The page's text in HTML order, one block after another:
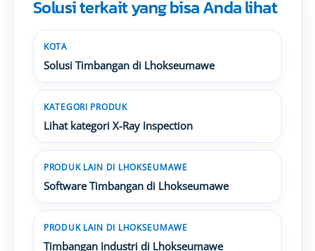
Solusi terkait yang bisa Anda lihat
KOTA
Solusi Timbangan di Lhokseumawe
KATEGORI PRODUK
Lihat kategori X-Ray Inspection
PRODUK LAIN DI LHOKSEUMAWE
Software Timbangan di Lhokseumawe
PRODUK LAIN DI LHOKSEUMAWE
Timbangan Industri di Lhokseumawe